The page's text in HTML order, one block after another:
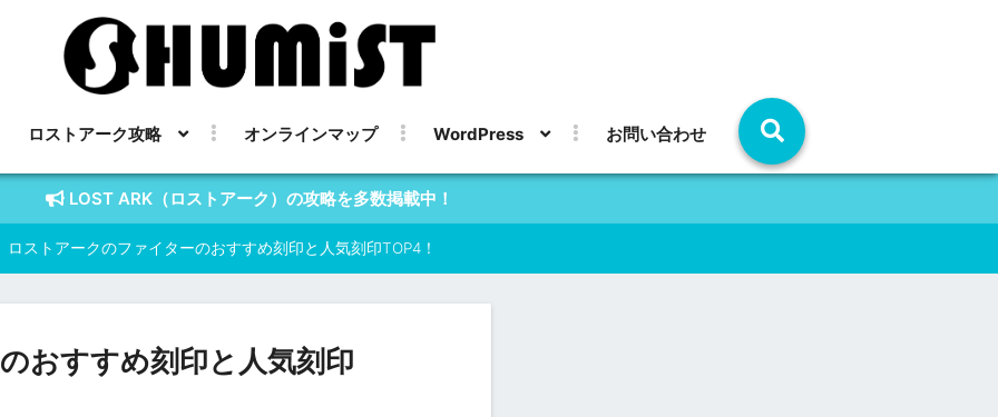
ロストアーク攻略 オンラインマップ WordPress お問い合わせ
LOST ARK（ロストアーク）の攻略を多数掲載中！
ロストアークのファイターのおすすめ刻印と人気刻印TOP4！
おすすめ刻印と人気刻印